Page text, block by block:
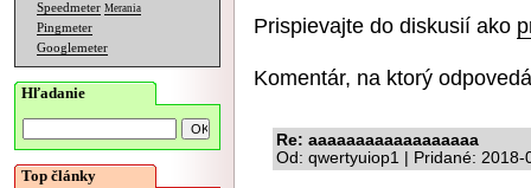
Speedmeter Merania
Pingmeter
Googlemeter
Hľadanie
Top články
Prispievajte do diskusií ako
Komentár, na ktorý
Re: aaaaaaaaaaaaaaaaaa
Od: qwertyuiop1 | Pridané: 2018-